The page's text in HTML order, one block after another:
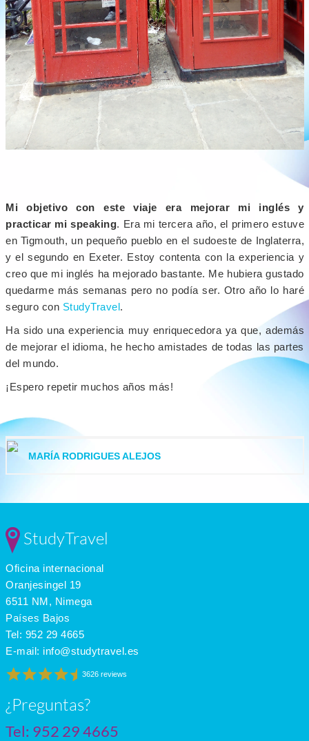
Mi objetivo con este viaje era mejorar mi inglés y
practicar mi speaking. Era mi tercera año, el primero estuve
en Tigmouth, un pequeño pueblo en el sudoeste de Inglaterra,
y el segundo en Exeter. Estoy contenta con la experiencia y
creo que mi inglés ha mejorado bastante. Me hubiera gustado
quedarme más semanas pero no podía ser. Otro año lo haré
seguro con StudyTravel.
Ha sido una experiencia muy enriquecedora ya que, además
de mejorar el idioma, he hecho amistades de todas las partes
del mundo.
¡Espero repetir muchos años más!
MARÍA RODRIGUES ALEJOS
StudyTravel
Oficina internacional
Oranjesingel 19
6511 NM, Nimega
Países Bajos
Tel: 952 29 4665
E-mail: info@studytravel.es
3626 reviews
¿Preguntas?
Tel: 952 29 4665